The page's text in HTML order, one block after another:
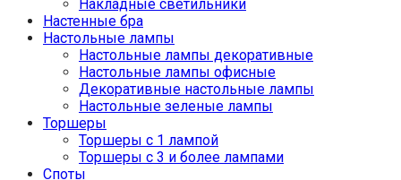
Накладные светильники
Настенные бра
Настольные лампы
Настольные лампы декоративные
Настольные лампы офисные
Декоративные настольные лампы
Настольные зеленые лампы
Торшеры
Торшеры с 1 лампой
Торшеры с 3 и более лампами
Споты